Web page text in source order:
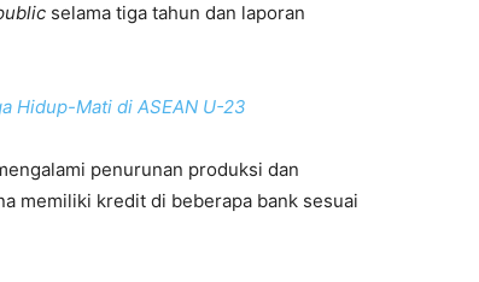
selama tiga tahun dan laporan
Hidup-Mati di ASEAN U-23
penurunan produksi dan
memiliki kredit di beberapa bank sesuai